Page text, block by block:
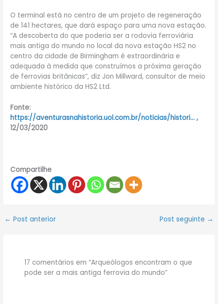
O terminal está no centro de um projeto de regeneração
de 141 hectares, que dará espaço para uma nova estação.
“A descoberta do que poderia ser a rodovia ferroviária
mais antiga do mundo no local da nova estação HS2 no
centro da cidade de Birmingham é extraordinária e
adequada à medida que construímos a próxima geração
de ferrovias britânicas”, diz Jon Millward, consultor de meio
ambiente histórico da HS2 Ltd.
Fonte:
https://aventurasnahistoria.uol.com.br/noticias/histori… ,
12/03/2020
Compartilhe
← Post anterior Post seguinte →
17 comentários em “Arqueólogos encontram o que
pode ser a mais antiga ferrovia do mundo”